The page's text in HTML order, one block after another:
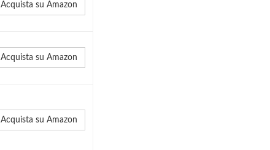
Acquista su Amazon
Acquista su Amazon
Acquista su Amazon